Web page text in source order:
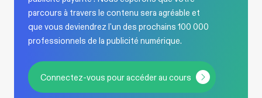
parcours à travers le contenu sera agréable et
que vous deviendrez l'un des prochains 100 000
professionnels de la publicité numérique.
Connectez-vous pour accéder au cours